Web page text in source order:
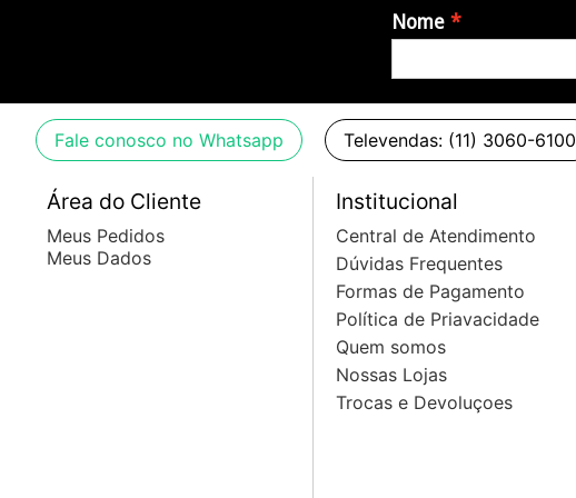
Dimensões e Peso
- Comprimento: 100 cm
- Largura: 33 cm
- Altura: 5 cm
- Peso: 3,6 kg
- 1 Guitarra Vintage ReIssued Series V72HFTB
Garantia: 3 meses de garantia pelo fabricante.
Nome
Fale conosco no Whatsapp Televendas: (11) 3060-6100
Área do Cliente
Meus Pedidos
Meus Dados
Institucional
Central de Atendimento
Dúvidas Frequentes
Formas de Pagamento
Política de Priavacidade
Quem somos
Nossas Lojas
Trocas e Devoluçoes